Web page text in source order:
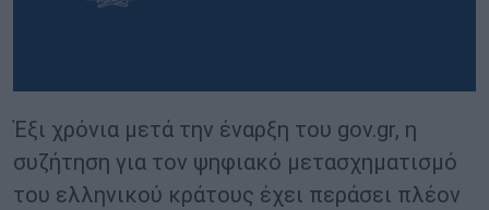
Έξι χρόνια μετά την έναρξη του gov.gr, η
συζήτηση για τον ψηφιακό μετασχηματισμό
του ελληνικού κράτους έχει περάσει πλέον